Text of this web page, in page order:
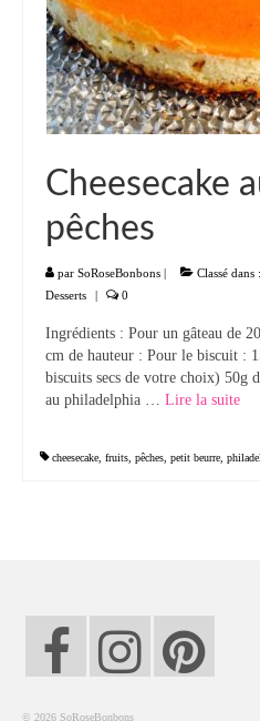
Cheesecake
pêches
par SoRoseBonbons | Classé dans :
Desserts
| 0
Ingrédients : Pour un gâteau de
cm de hauteur : Pour le biscuit :
biscuits secs de votre choix) 50g
au philadelphia … Lire la suite­­
cheesecake fruits pêches petit beurre
© 2026 SoRoseBonbons